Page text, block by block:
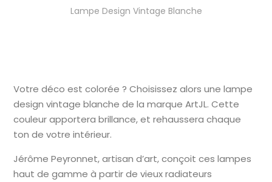
Lampe Design Vintage Blanche
Votre déco est colorée ? Choisissez alors une lampe
design vintage blanche de la marque ArtJL. Cette
couleur apportera brillance, et rehaussera chaque
ton de votre intérieur.
Jérôme Peyronnet, artisan d’art, conçoit ces lampes
haut de gamme à partir de vieux radiateurs